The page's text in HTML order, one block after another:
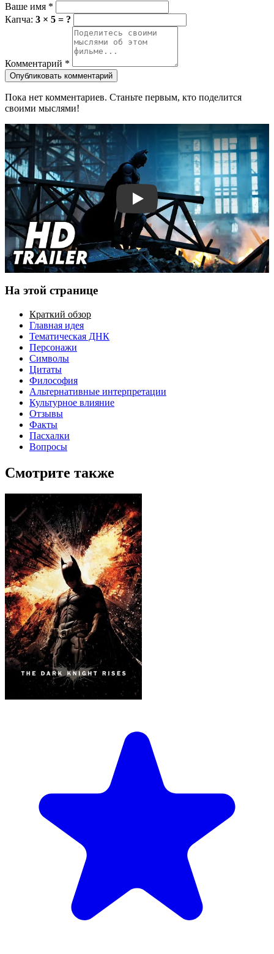
Ваше имя *
Капча: 3 × 5 = ?
Комментарий *
Опубликовать комментарий
Пока нет комментариев. Станьте первым, кто поделится
своими мыслями!
Смотреть трейлер
На этой странице
Краткий обзор
Главная идея
Тематическая ДНК
Персонажи
Символы
Цитаты
Философия
Альтернативные интерпретации
Культурное влияние
Отзывы
Факты
Пасхалки
Вопросы
Смотрите также